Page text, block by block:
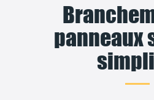
panneaux